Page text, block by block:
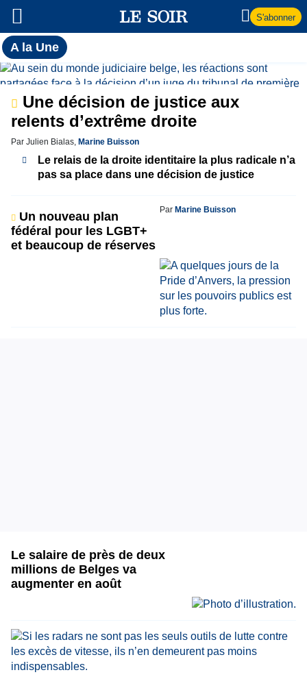
S'abonner
A la UneToutes
l'actualité
du Soir
A
la
Une
Une décision de justice aux
relents d’extrême droite
Par Julien Bialas, Marine Buisson
Le relais de la droite identitaire la plus radicale n’a
pas sa place dans une décision de justice
Un nouveau plan
fédéral pour les LGBT+
et beaucoup de réserves
Par Marine Buisson
Le salaire de près de deux
millions de Belges va
augmenter en août